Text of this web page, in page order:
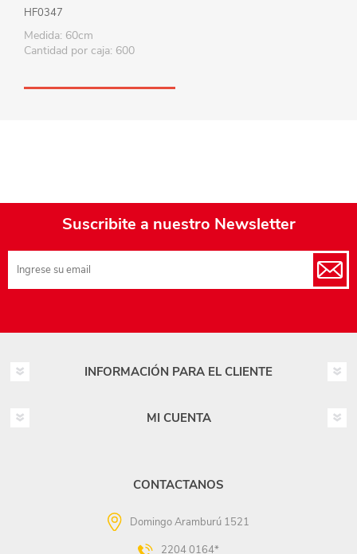
HF0347
Medida: 60cm
Cantidad por caja: 600
Suscribite a nuestro Newsletter
INFORMACIÓN PARA EL CLIENTE
MI CUENTA
CONTACTANOS
Domingo Aramburú 1521
2204 0164*